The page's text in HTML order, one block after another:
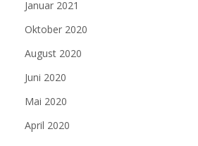
Januar 2021
Oktober 2020
August 2020
Juni 2020
Mai 2020
April 2020